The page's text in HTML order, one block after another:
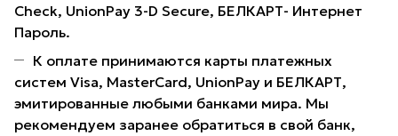
Check, UnionPay 3-D Secure, БЕЛКАРТ- Интернет
Пароль.
К оплате принимаются карты платежных
систем Visa, MasterCard, UnionPay и БЕЛКАРТ,
эмитированные любыми банками мира. Мы
рекомендуем заранее обратиться в свой банк,